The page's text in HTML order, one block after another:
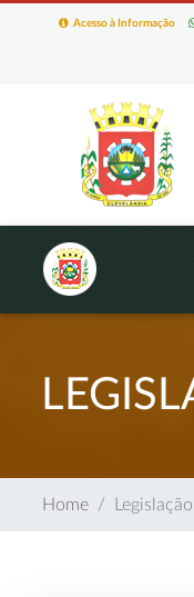
Acesso à Informação
Home Legislação